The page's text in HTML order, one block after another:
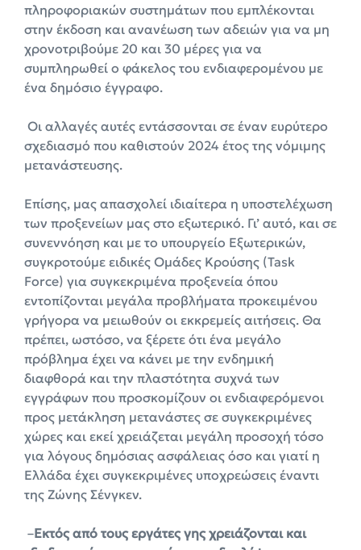
πληροφοριακών συστημάτων που εμπλέκονται
στην έκδοση και ανανέωση των αδειών για να μη
χρονοτριβούμε 20 και 30 μέρες για να
συμπληρωθεί ο φάκελος του ενδιαφερομένου με
ένα δημόσιο έγγραφο.
Οι αλλαγές αυτές εντάσσονται σε έναν ευρύτερο
σχεδιασμό που καθιστούν 2024 έτος της νόμιμης
μετανάστευσης.
Επίσης, μας απασχολεί ιδιαίτερα η υποστελέχωση
των προξενείων μας στο εξωτερικό. Γι’ αυτό, και σε
συνεννόηση και με το υπουργείο Εξωτερικών,
συγκροτούμε ειδικές Ομάδες Κρούσης (Task
Force) για συγκεκριμένα προξενεία όπου
εντοπίζονται μεγάλα προβλήματα προκειμένου
γρήγορα να μειωθούν οι εκκρεμείς αιτήσεις. Θα
πρέπει, ωστόσο, να ξέρετε ότι ένα μεγάλο
πρόβλημα έχει να κάνει με την ενδημική
διαφθορά και την πλαστότητα συχνά των
εγγράφων που προσκομίζουν οι ενδιαφερόμενοι
προς μετάκληση μετανάστες σε συγκεκριμένες
χώρες και εκεί χρειάζεται μεγάλη προσοχή τόσο
για λόγους δημόσιας ασφάλειας όσο και γιατί η
Ελλάδα έχει συγκεκριμένες υποχρεώσεις έναντι
της Ζώνης Σένγκεν.
–Εκτός από τους εργάτες γης χρειάζονται και